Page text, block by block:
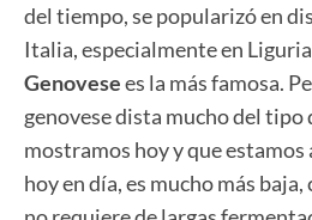
del tiempo, se popularizó en
Italia, especialmente en
Genovesees la más famosa.
genovese dista mucho del tipo
mostramos hoy y que
hoy en día, es mucho más